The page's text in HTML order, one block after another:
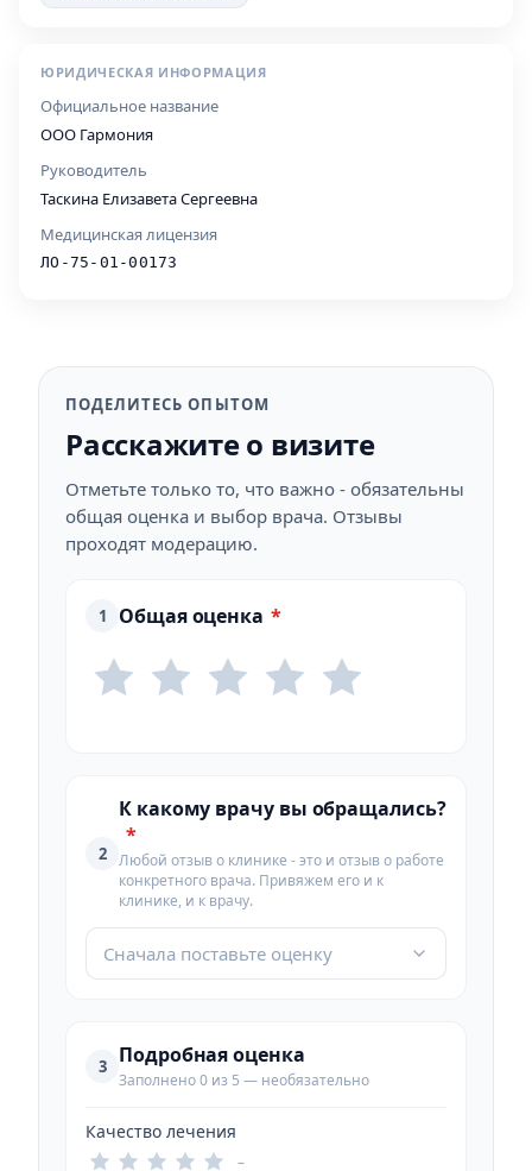
ЮРИДИЧЕСКАЯ ИНФОРМАЦИЯ
Официальное название
ООО Гармония
Руководитель
Таскина Елизавета Сергеевна
Медицинская лицензия
ЛО-75-01-00173
ПОДЕЛИТЕСЬ ОПЫТОМ
Расскажите о визите
Отметьте только то, что важно - обязательны
общая оценка и выбор врача. Отзывы
проходят модерацию.
1 Общая оценка *
2
К какому врачу вы обращались?
*
Любой отзыв о клинике - это и отзыв о работе
конкретного врача. Привяжем его и к
клинике, и к врачу.
Сначала поставьте оценку
3 Подробная оценка
Заполнено 0 из 5 — необязательно
Качество лечения
–